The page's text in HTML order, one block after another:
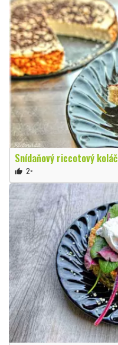
Snídaňový riccotový koláč
thumb_up 2×